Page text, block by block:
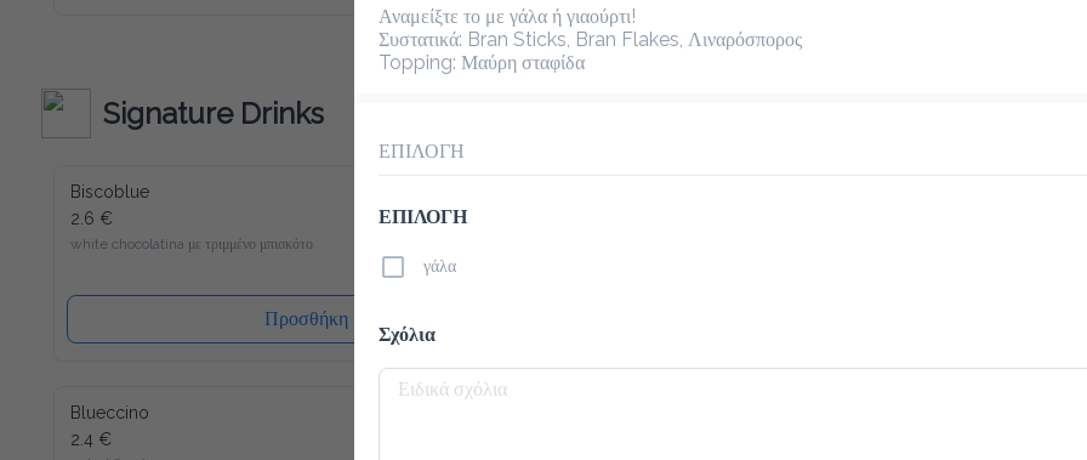
Macchiato το καινούριο σου αγαπημένο ρόφημα για να
ξεκινήσεις την ημέρα σου. Παρόλο που περιέχει λίγες
θερμίδες και είναι άνευ ζάχαρης, μπορούμε να σας εγγυηθούμε
την τυπική Latte Macchiato γεύση! Γλυκύτητα χωρίς τύψεις
Coffee περιέχει επίσης καφεΐνη.
Signature Drinks
Biscoblue
2.6 €
white chocolatina με τριμμένο μπισκότο
Προσθήκη
Blueccino
2.4 €
Αναμείξτε το με γάλα ή γιαούρτι!
Συστατικά: Bran Sticks, Bran Flakes, Λιναρόσπορος
Topping: Μαύρη σταφίδα
ΕΠΙΛΟΓΗ
ΕΠΙΛΟΓΗ
γάλα
Σχόλια